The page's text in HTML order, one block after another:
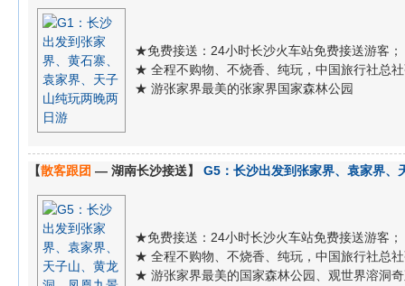
★免费接送：24小时长沙火车站免费接送游客；
★ 全程不购物、不烧香、纯玩，中国旅行社总
★ 游张家界最美的张家界国家森林公园
【散客跟团 — 湖南长沙接送】 G5：长沙出发到张家界、袁家界、
★免费接送：24小时长沙火车站免费接送游客；
★ 全程不购物、不烧香、纯玩，中国旅行社总
★ 游张家界最美的国家森林公园、观世界溶洞